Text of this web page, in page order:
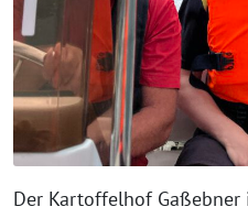
Der Kartoffelhof